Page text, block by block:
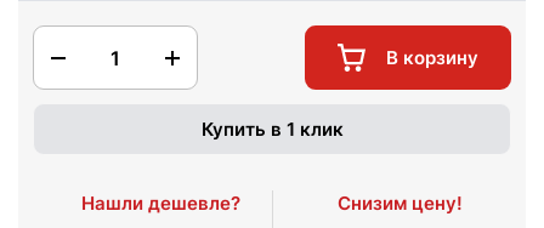
1 В корзину
Купить в 1 клик
Нашли дешевле? Снизим цену!